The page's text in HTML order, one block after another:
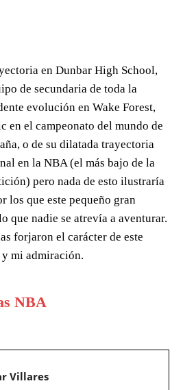
en Dunbar High School,
de secundaria de toda la
evolución en Wake Forest,
en el campeonato del mundo de
o de su dilatada trayectoria
en la NBA (el más bajo de la
pero nada de esto ilustraría
los que este pequeño gran
que nadie se atrevía a aventurar.
forjaron el carácter de este
mi admiración.
NBA
Villares